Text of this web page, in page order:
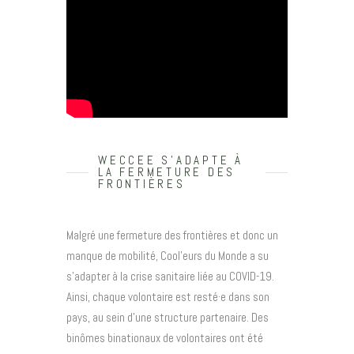
WECCEE S'ADAPTE À
LA FERMETURE DES
FRONTIÈRES
Malgré une fermeture des frontières et donc un
manque de mobilité, Cool’eurs du Monde a su
s’adapter à la crise sanitaire liée au COVID-19.
Ainsi, chaque volontaire est resté·e dans son
pays, au sein d’une structure partenaire. Des
binômes binationaux de volontaires ont été